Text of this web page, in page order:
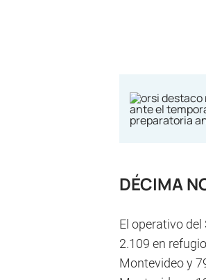
DÉCIMA
El operativo
2.109 en
Montevideo y